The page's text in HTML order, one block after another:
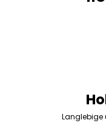
Langlebige